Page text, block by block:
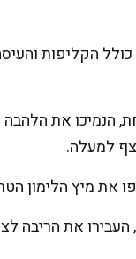
הקליפות
הנמיכו את
למעלה.
הלימון הטרי. ערבבו עוד 10
את הריבה